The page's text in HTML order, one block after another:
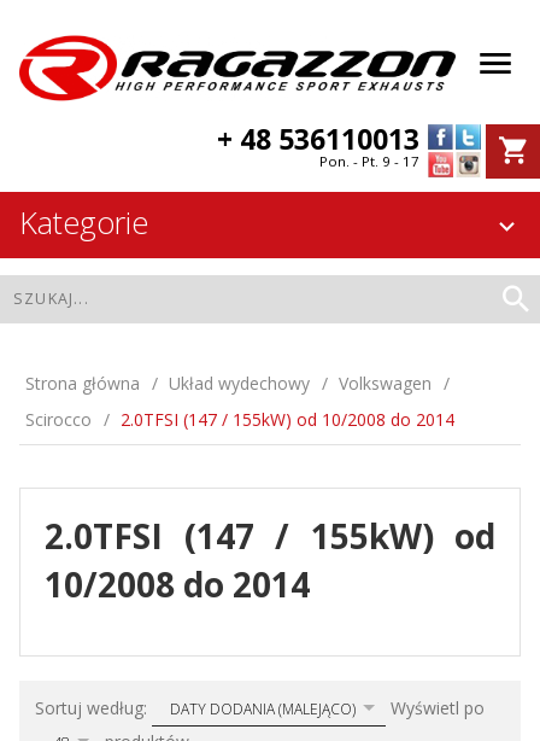
+ 48 536110013
Pon. - Pt. 9 - 17
Kategorie
Strona główna Układ wydechowy
Volkswagen
Scirocco
2.0TFSI (147 / 155kW) od 10/2008 do 2014
2.0TFSI (147 / 155kW) od
10/2008 do 2014
Sortuj według: sortDATY DODANIA (MALEJĄCO) Wyświetl po